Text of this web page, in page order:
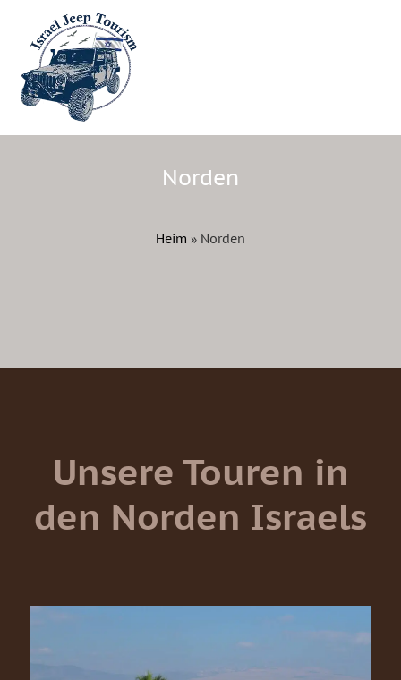
Norden
Heim » Norden
Unsere Touren in
den Norden Israels